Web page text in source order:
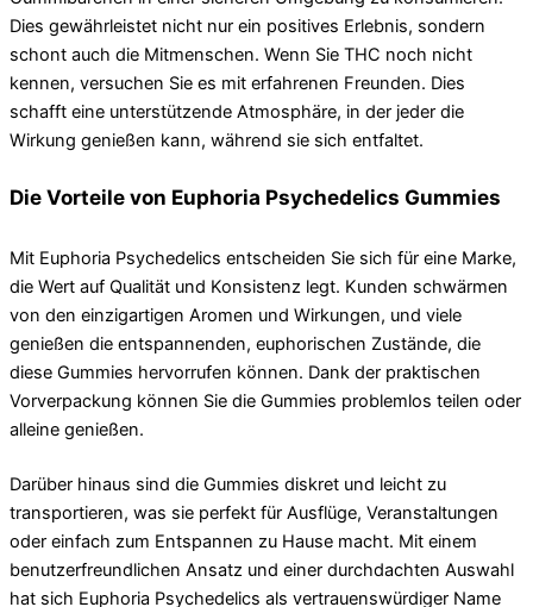
Dies gewährleistet nicht nur ein positives Erlebnis, sondern
schont auch die Mitmenschen. Wenn Sie THC noch nicht
kennen, versuchen Sie es mit erfahrenen Freunden. Dies
schafft eine unterstützende Atmosphäre, in der jeder die
Wirkung genießen kann, während sie sich entfaltet.
Die Vorteile von Euphoria Psychedelics Gummies
Mit Euphoria Psychedelics entscheiden Sie sich für eine Marke,
die Wert auf Qualität und Konsistenz legt. Kunden schwärmen
von den einzigartigen Aromen und Wirkungen, und viele
genießen die entspannenden, euphorischen Zustände, die
diese Gummies hervorrufen können. Dank der praktischen
Vorverpackung können Sie die Gummies problemlos teilen oder
alleine genießen.
Darüber hinaus sind die Gummies diskret und leicht zu
transportieren, was sie perfekt für Ausflüge, Veranstaltungen
oder einfach zum Entspannen zu Hause macht. Mit einem
benutzerfreundlichen Ansatz und einer durchdachten Auswahl
hat sich Euphoria Psychedelics als vertrauenswürdiger Name